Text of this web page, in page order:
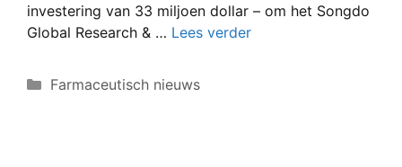
investering van 33 miljoen dollar – om het Songdo
Global Research & … Lees verder
Categorieën
Farmaceutisch nieuws